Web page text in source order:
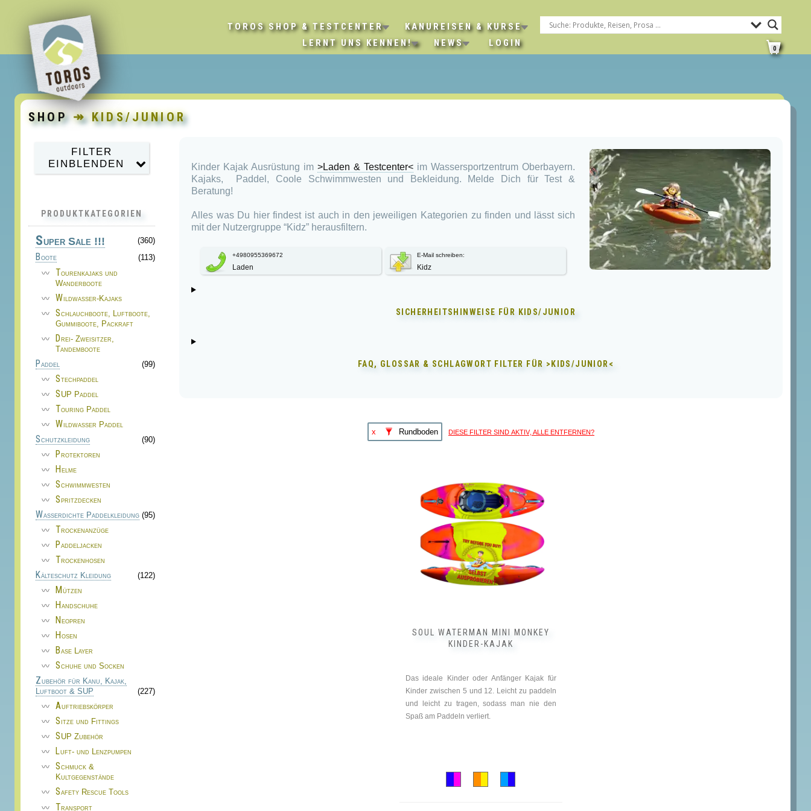
TOROS SHOP & TESTCENTER
KANUREISEN & KURSE
LERNT UNS KENNEN!
NEWS LOGIN
0
SHOP ↠ KIDS/JUNIOR
Kinder Kajak Ausrüstung im >Laden & Testcenter< im Wassersportzentrum Oberbayern.
Kajaks, Paddel, Coole Schwimmwesten und Bekleidung. Melde Dich für Test &
Beratung!
Alles was Du hier findest ist auch in den jeweiligen Kategorien zu finden und lässt sich
mit der Nutzergruppe “Kidz” herausfiltern.
+4980955369672
Laden
E-Mail schreiben:
Kidz
SICHERHEITSHINWEISE FÜR KIDS/JUNIOR
FAQ, GLOSSAR & SCHLAGWORT FILTER FÜR >KIDS/JUNIOR<
x Rundboden diese Filter sind aktiv, ALLE entfernen?
SOUL WATERMAN MINI MONKEY
KINDER-KAJAK
Das ideale Kinder oder Anfänger Kajak für
Kinder zwischen 5 und 12. Leicht zu paddeln
und leicht zu tragen, sodass man nie den
Spaß am Paddeln verliert.
FILTER
EINBLENDEN
PRODUKTKATEGORIEN
Super Sale !!!
(360)
Boote
(113)
Tourenkajaks und
Wanderboote
Wildwasser-Kajaks
Schlauchboote, Luftboote,
Gummiboote, Packraft
Drei- Zweisitzer,
Tandemboote
Paddel
(99)
Stechpaddel
SUP Paddel
Touring Paddel
Wildwasser Paddel
Schutzkleidung
(90)
Protektoren
Helme
Schwimmwesten
Spritzdecken
Wasserdichte Paddelkleidung (95)
Trockenanzüge
Paddeljacken
Trockenhosen
Kälteschutz Kleidung
(122)
Mützen
Handschuhe
Neopren
Hosen
Base Layer
Schuhe und Socken
Zubehör für Kanu, Kajak,
Luftboot & SUP
(227)
Auftriebskörper
Sitze und Fittings
SUP Zubehör
Luft- und Lenzpumpen
Schmuck &
Kultgegenstände
Safety Rescue Tools
Transport